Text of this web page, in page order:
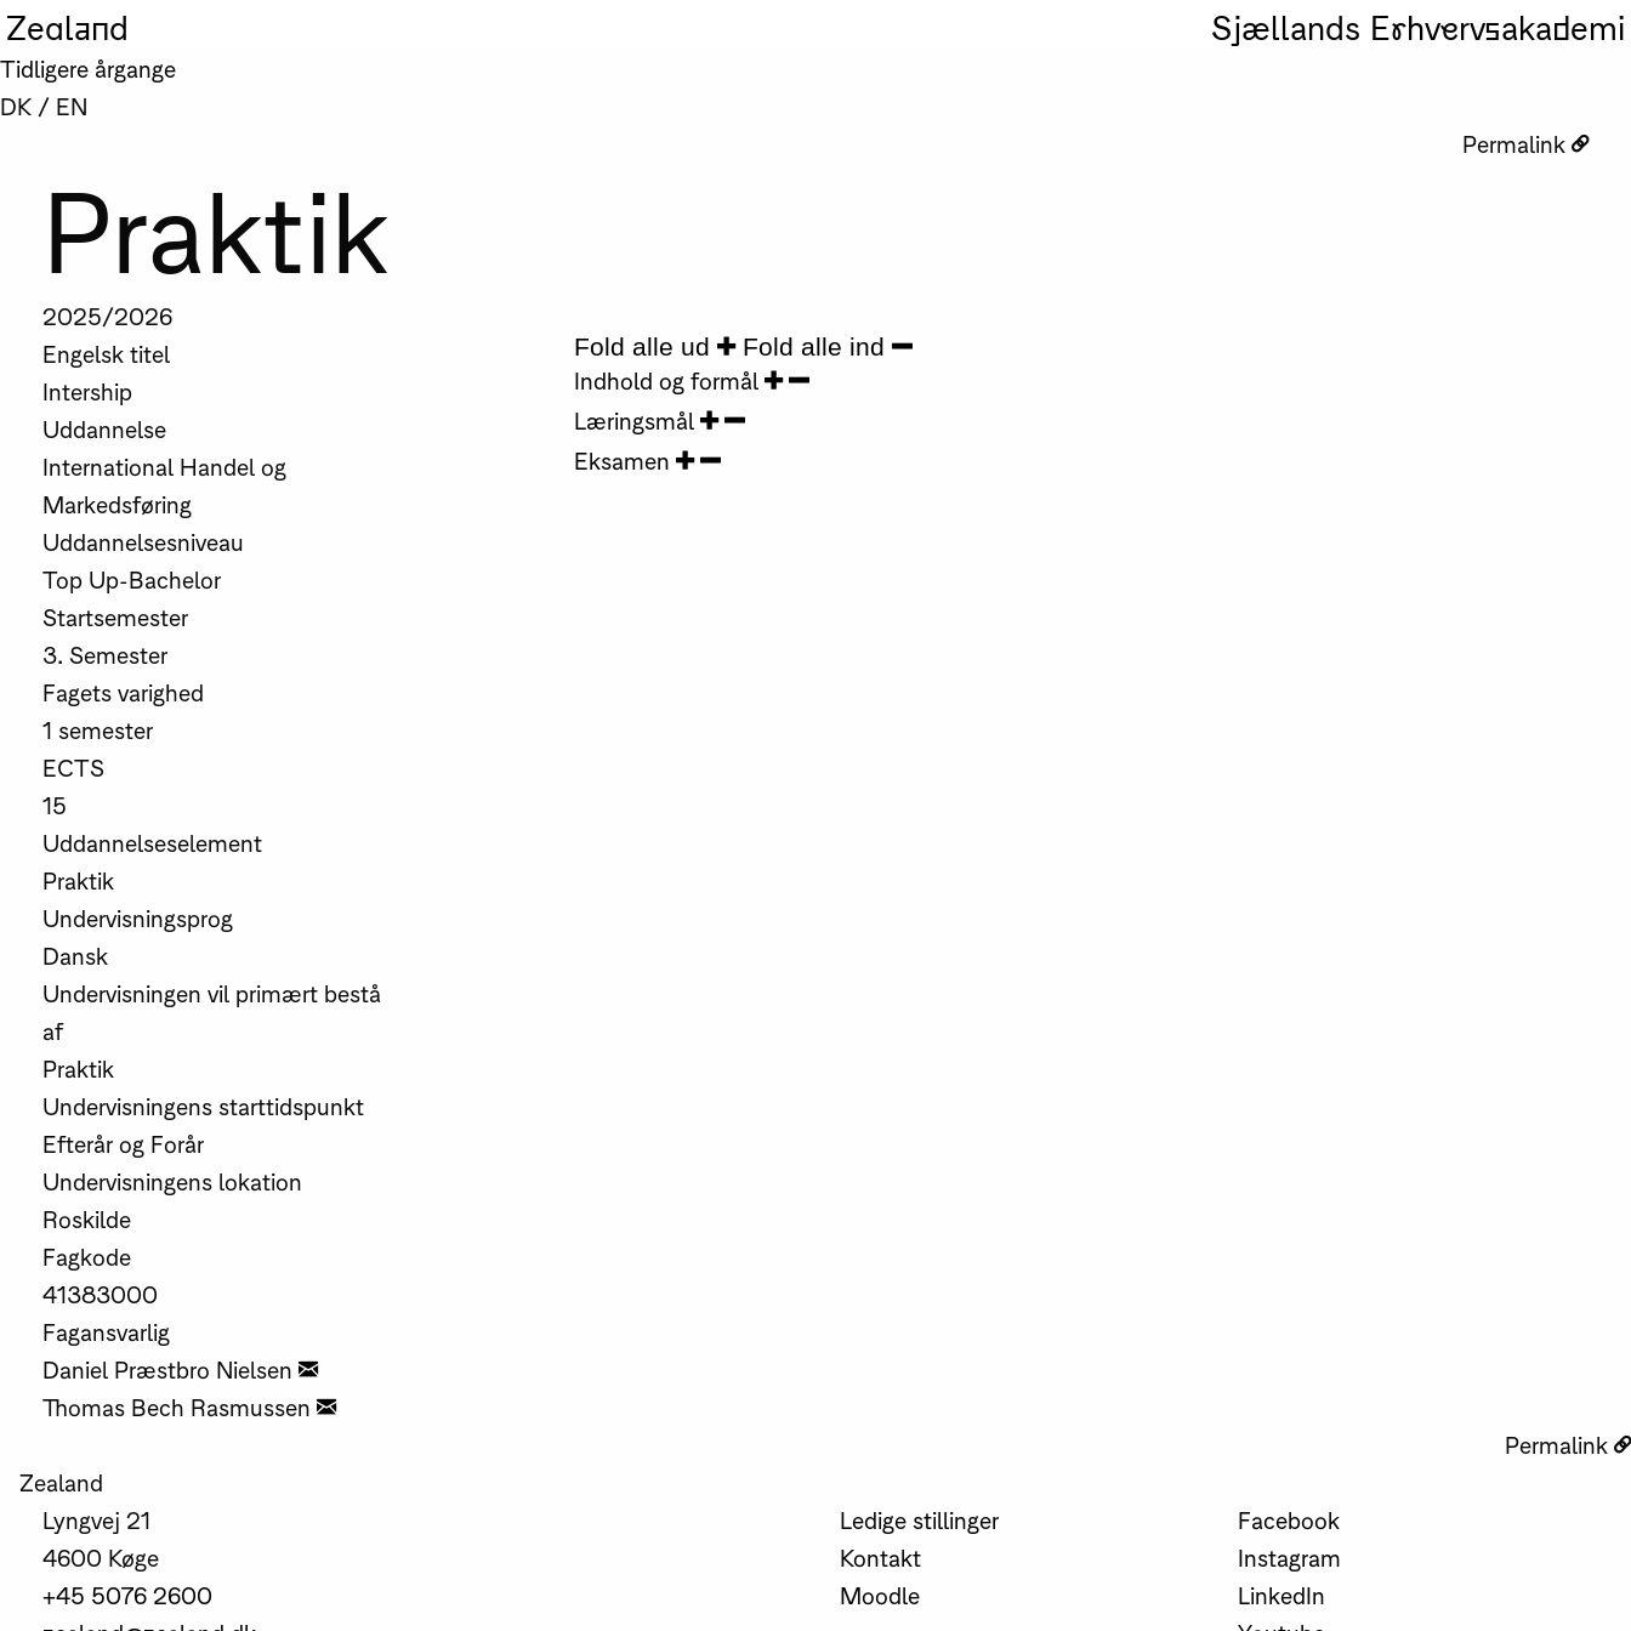
Zealand Sjællands Erhvervsakademi
Tidligere årgange
DK / EN
Permalink
Praktik
2025/2026
Engelsk titel
Intership
Uddannelse
International Handel og
Markedsføring
Uddannelsesniveau
Top Up-Bachelor
Startsemester
3. Semester
Fagets varighed
1 semester
ECTS
15
Uddannelseselement
Praktik
Undervisningsprog
Dansk
Undervisningen vil primært bestå
af
Praktik
Undervisningens starttidspunkt
Efterår og Forår
Undervisningens lokation
Roskilde
Fagkode
41383000
Fagansvarlig
Daniel Præstbro Nielsen
Thomas Bech Rasmussen
Fold alle ud Fold alle ind
Indhold og formål
Læringsmål
Eksamen
Permalink
Zealand
Lyngvej 21
4600 Køge
+45 5076 2600
Ledige stillinger
Kontakt
Moodle
Facebook
Instagram
LinkedIn